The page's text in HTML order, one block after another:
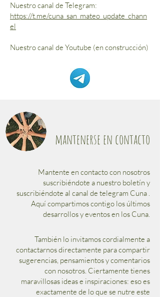
Nuestro canal de Telegram:
https://t.me/cuna_san_mateo_update_chann
el
Nuestro canal de Youtube (en construcción)
mantenerse en contacto
Mantente en contacto con nosotros
suscribiéndote a nuestro boletín y
suscribiéndote al canal de telegram Cuna .
Aquí compartimos contigo los últimos
desarrollos y eventos en los Cuna.
También lo invitamos cordialmente a
contactarnos directamente para compartir
sugerencias, pensamientos y comentarios
con nosotros. Ciertamente tienes
maravillosas ideas e inspiraciones: eso es
exactamente de lo que se nutre este